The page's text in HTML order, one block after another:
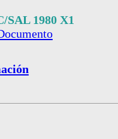
SAL 1980 X1